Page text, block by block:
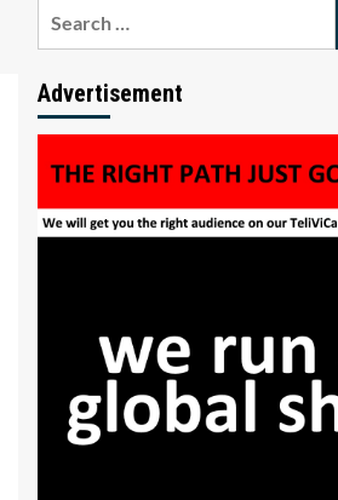
Advertisement